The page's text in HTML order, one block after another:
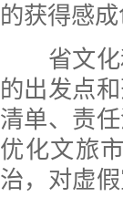
的获得感
省文化和
的出发点
清单、责
优化文旅
治，对虚